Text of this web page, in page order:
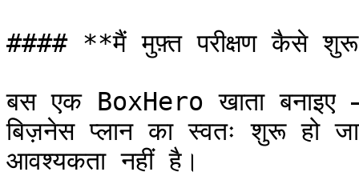
#### **मैं मुफ़्त परीक्षण कैसे
बस एक BoxHero खाता बनाइए
बिज़नेस प्लान का स्वतः शुरू हो
आवश्यकता नहीं है।